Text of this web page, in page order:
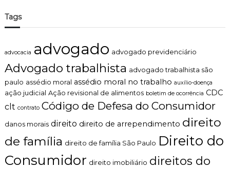
Tags
advocacia advogado advogado previdenciário
Advogado trabalhista advogado trabalhista são
paulo assédio moral assédio moral no trabalho auxílio-doença
ação judicial Ação revisional de alimentos boletim de ocorrência CDC
clt contrato Código de Defesa do Consumidor
danos morais direito direito de arrependimento direito
de família direito de família São Paulo Direito do
Consumidor direito imobiliário direitos do